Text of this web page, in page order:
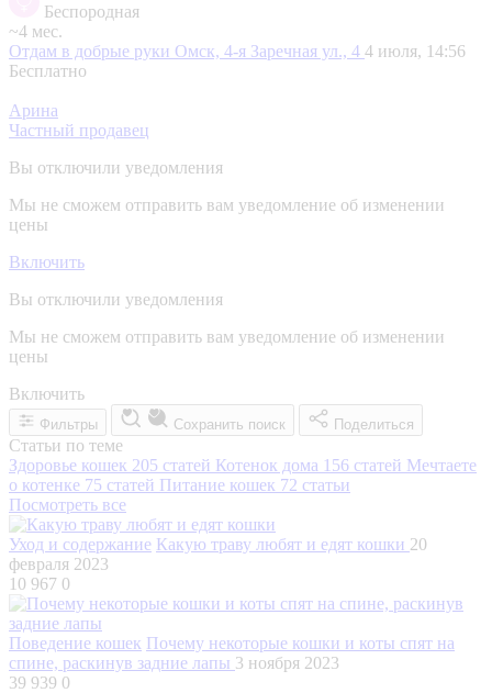
Беспородная
~4 мес.
Отдам в добрые руки Омск, 4-я Заречная ул., 4 4 июля, 14:56
Бесплатно
Арина
Частный продавец
Вы отключили уведомления
Мы не сможем отправить вам уведомление об изменении
цены
Включить
Вы отключили уведомления
Мы не сможем отправить вам уведомление об изменении
цены
Включить
Фильтры Сохранить поиск Поделиться
Статьи по теме
Здоровье кошек 205 статей Котенок дома 156 статей Мечтаете
о котенке 75 статей Питание кошек 72 статьи
Посмотреть все
Уход и содержание Какую траву любят и едят кошки 20
февраля 2023
10 967 0
Поведение кошек Почему некоторые кошки и коты спят на
спине, раскинув задние лапы 3 ноября 2023
39 939 0